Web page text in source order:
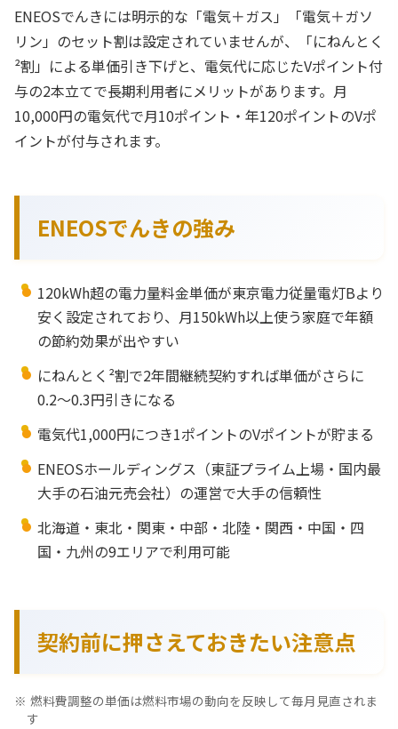
ENEOSでんきには明示的な「電気＋ガス」「電気＋ガソ
リン」のセット割は設定されていませんが、「にねんとく
²割」による単価引き下げと、電気代に応じたVポイント付
与の2本立てで長期利用者にメリットがあります。月
10,000円の電気代で月10ポイント・年120ポイントのVポ
イントが付与されます。
ENEOSでんきの強み
120kWh超の電力量料金単価が東京電力従量電灯Bより
安く設定されており、月150kWh以上使う家庭で年額
の節約効果が出やすい
にねんとく²割で2年間継続契約すれば単価がさらに
0.2〜0.3円引きになる
電気代1,000円につき1ポイントのVポイントが貯まる
ENEOSホールディングス（東証プライム上場・国内最
大手の石油元売会社）の運営で大手の信頼性
北海道・東北・関東・中部・北陸・関西・中国・四
国・九州の9エリアで利用可能
契約前に押さえておきたい注意点
燃料費調整の単価は燃料市場の動向を反映して毎月見直されま
す